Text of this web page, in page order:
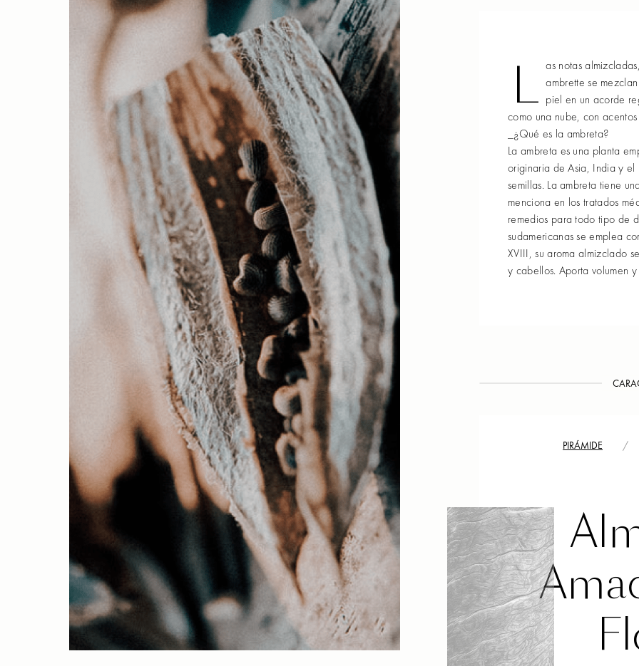
L as notas
ambrette se
piel en un acorde
como una nube, con
_¿Qué es la ambreta?
La ambreta es una planta
originaria de Asia, India y el
semillas. La ambreta tiene
menciona en los tratados
remedios para todo tipo de
sudamericanas se emplea
XVIII, su aroma almizclado
y cabellos. Aporta volumen
PIRÁMIDE /